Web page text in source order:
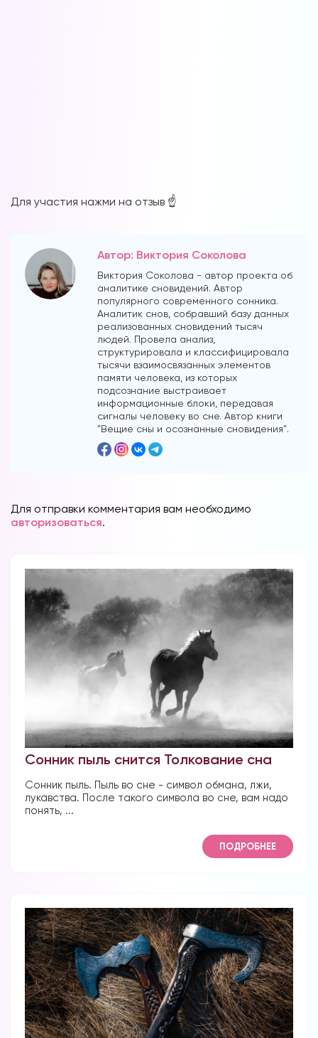
Для участия нажми на отзыв ☝️
Автор: Виктория Соколова
Виктория Соколова - автор проекта об
аналитике сновидений. Автор
популярного современного сонника.
Аналитик снов, собравший базу данных
реализованных сновидений тысяч
людей. Провела анализ,
структурировала и классифицировала
тысячи взаимосвязанных элементов
памяти человека, из которых
подсознание выстраивает
информационные блоки, передавая
сигналы человеку во сне. Автор книги
"Вещие сны и осознанные сновидения".
Для отправки комментария вам необходимо
авторизоваться.
Сонник пыль снится Толкование сна
Сонник пыль. Пыль во сне - символ обмана, лжи,
лукавства. После такого символа во сне, вам надо
понять, ...
ПОДРОБНЕЕ